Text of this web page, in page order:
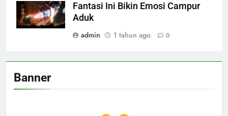
Fantasi Ini Bikin Emosi Campur
Aduk
admin
1 tahun ago 0
Banner